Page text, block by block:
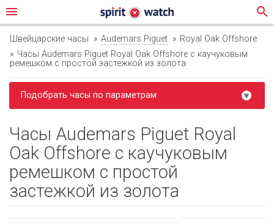
menu search
Швейцарские часы Audemars Piguet
Royal Oak Offshore
Часы Audemars Piguet Royal Oak Offshore с каучуковым
ремешком с простой застежкой из золота
Подобрать часы по параметрам
Часы Audemars Piguet Royal
Oak Offshore с каучуковым
ремешком с простой
застежкой из золота